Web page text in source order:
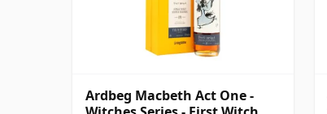
Ardbeg Macbeth Act One -